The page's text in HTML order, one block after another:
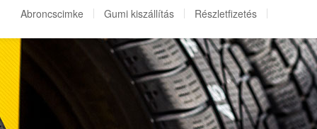
Abroncscimke
Gumi kiszállítás Részletfizetés